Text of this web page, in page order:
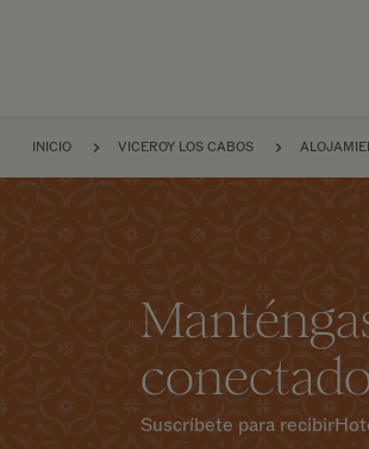
NAVEGACIÓN
INICIO VICEROY LOS CABOS
Suscríbete para